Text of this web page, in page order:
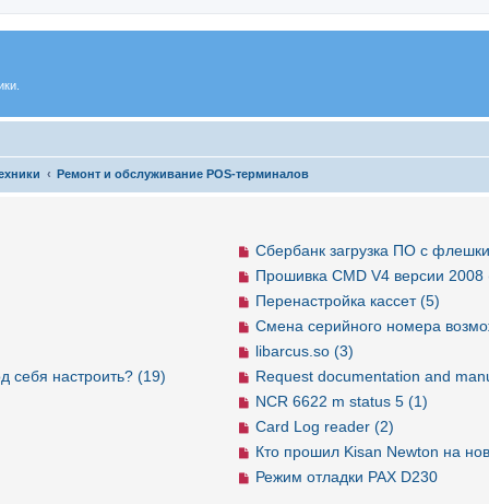
Ремонт и обслуживание POS-терминалов
Сбербанк загрузка ПО с
Прошивка CMD V4 версии 2008
Перенастройка кассет (5)
Смена серийного номера
libarcus.so (3)
Request documentation and
NCR 6622 m status 5 (1)
Card Log reader (2)
Кто прошил Kisan Newton на
Режим отладки PAX D230
себя настроить? (19)